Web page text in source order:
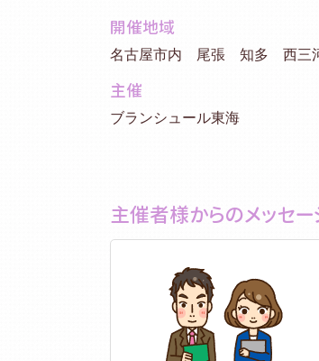
開催地域
名古屋市内 尾張 知多 西三
主催
ブランシュール東海
主催者様からのメッセー